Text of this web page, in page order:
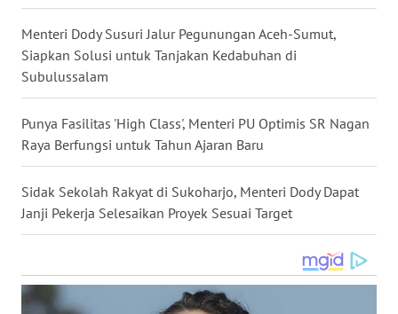
Menteri Dody Susuri Jalur Pegunungan Aceh-Sumut,
Siapkan Solusi untuk Tanjakan Kedabuhan di
Subulussalam
Punya Fasilitas 'High Class', Menteri PU Optimis SR Nagan
Raya Berfungsi untuk Tahun Ajaran Baru
Sidak Sekolah Rakyat di Sukoharjo, Menteri Dody Dapat
Janji Pekerja Selesaikan Proyek Sesuai Target
KALSEL
WN
GORONTALO
WN
SULUT